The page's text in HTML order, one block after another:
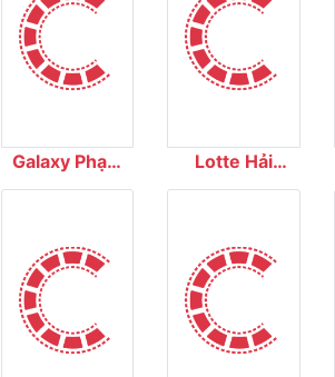
Galaxy Phạm
Văn Chí
Lotte Hải
Dương